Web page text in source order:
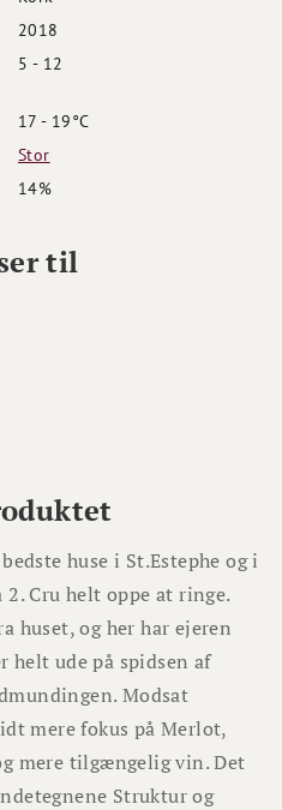
2018
5 - 12
17 - 19°C
Stor
14%
til
huse i St.Estephe og i
Cru helt oppe at ringe.
huset, og her har ejeren
helt ude på spidsen af
Modsat
mere fokus på Merlot,
mere tilgængelig vin. Det
Struktur og